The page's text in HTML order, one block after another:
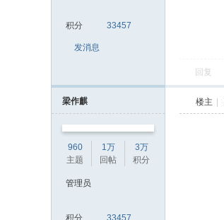
积分 33457
发消息
回复
梁作麒
960
主题
1万
回帖
3万
积分
管理员
积分 33457
楼主 |